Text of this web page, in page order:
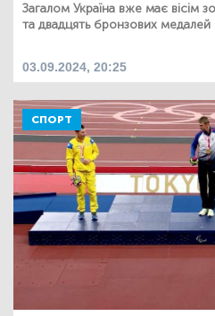
Загалом Україна вже має вісім
та двадцять бронзових медалей
03.09.2024, 20:25
СПОРТ